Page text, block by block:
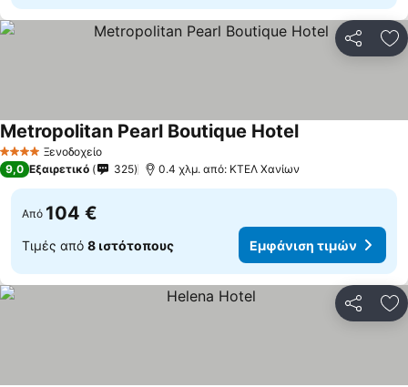
4 ΑστέριαΞενοδοχείο
Metropolitan Pearl Boutique HotelΕμφάνιση
9,0 Εξαιρετικό 325 0.4 χλμ. από: ΚΤΕΛ Χανίων
Από 104 €
Τιμές από 8 ιστότοπους Εμφάνιση τιμών